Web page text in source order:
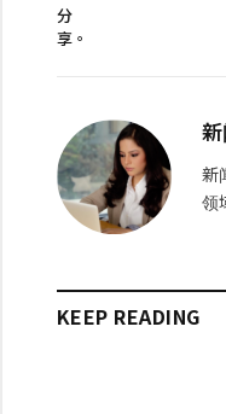
分
享。
新
领
KEEP READING